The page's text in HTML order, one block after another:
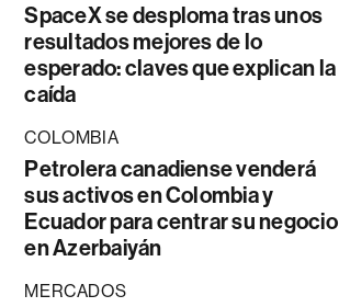
SpaceX se desploma tras unos
resultados mejores de lo
esperado: claves que explican la
caída
COLOMBIA
Petrolera canadiense venderá
sus activos en Colombia y
Ecuador para centrar su negocio
en Azerbaiyán
MERCADOS